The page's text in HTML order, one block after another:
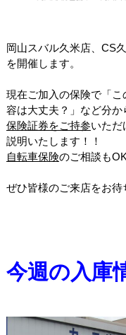
岡山スバル久米店、CS
を開催します。
現在ご加入の保険で「
容は大丈夫？」など分か
保険証券をご持参いただ
説明いたします！！
自転車保険のご相談もOK
ぜひ皆様のご来店をお待
今週の入庫